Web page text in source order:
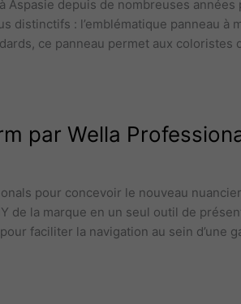
depuis de nombreuses
distinctifs : l’emblématique panneau à
ce panneau permet aux
par Wella
pour concevoir le nouveau
de la marque en un seul outil de
faciliter la navigation au sein d’une